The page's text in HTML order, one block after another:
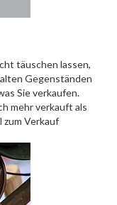
täuschen lassen,
Gegenständen
Sie verkaufen.
mehr verkauft als
zum Verkauf